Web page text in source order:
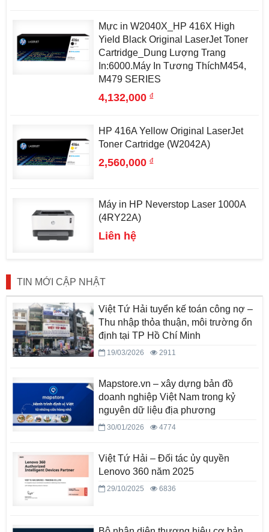
Mực in W2040X_HP 416X High
Yield Black Original LaserJet Toner
Cartridge_Dung Lượng Trang
In:6000.Máy In Tương ThíchM454,
M479 SERIES
4,132,000đ
HP 416A Yellow Original LaserJet
Toner Cartridge (W2042A)
2,560,000đ
Máy in HP Neverstop Laser 1000A
(4RY22A)
Liên hệ
TIN MỚI CẬP NHẬT
Việt Tứ Hải tuyển kế toán công nợ –
Thu nhập thỏa thuận, môi trường ổn
định tại TP Hồ Chí Minh
19/03/2026 2911
Mapstore.vn – xây dựng bản đồ
doanh nghiệp Việt Nam trong kỷ
nguyên dữ liệu địa phương
30/01/2026 4774
Việt Tứ Hải – Đối tác ủy quyền
Lenovo 360 năm 2025
29/10/2025 6836